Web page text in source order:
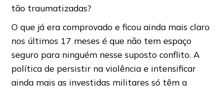
tão traumatizadas?
O que já era comprovado e ficou ainda mais claro
nos últimos 17 meses é que não tem espaço
seguro para ninguém nesse suposto conflito. A
política de persistir na violência e intensificar
ainda mais as investidas militares só têm a